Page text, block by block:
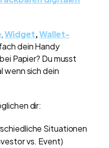
,Widget,Wallet-
dein Handy
Papier? Du musst
wenn sich dein
dir:
Situationen
vs. Event)